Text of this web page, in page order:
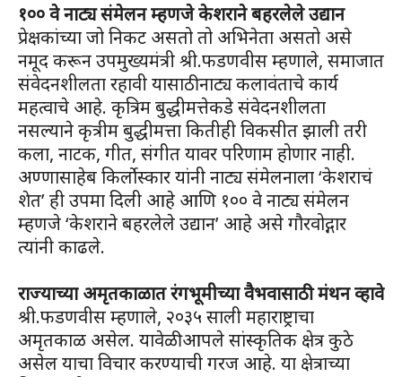
१०० वे नाट्य संमेलन म्हणजे केशराने बहरलेले उद्यान
प्रेक्षकांच्या जो निकट असतो तो अभिनेता असतो असे
नमूद करून उपमुख्यमंत्री श्री.फडणवीस म्हणाले, समाजात
संवेदनशीलता रहावी यासाठी नाट्य कलावंताचे कार्य
महत्वाचे आहे. कृत्रिम बुद्धीमत्तेकडे संवेदनशीलता
नसल्याने कृत्रीम बुद्धीमत्ता कितीही विकसीत झाली तरी
कला, नाटक, गीत, संगीत यावर परिणाम होणार नाही.
अण्णासाहेब किर्लोस्कार यांनी नाट्य संमेलनाला ‘केशराचं
शेत’ ही उपमा दिली आहे आणि १०० वे नाट्य संमेलन
म्हणजे ‘केशराने बहरलेले उद्यान’ आहे असे गौरवोद्गार
त्यांनी काढले.
राज्याच्या अमृतकाळात रंगभूमीच्या वैभवासाठी मंथन व्हावे
श्री.फडणवीस म्हणाले, २०३५ साली महाराष्ट्राचा
अमृतकाळ असेल. यावेळी आपले सांस्कृतिक क्षेत्र कुठे
असेल याचा विचार करण्याची गरज आहे. या क्षेत्राच्या